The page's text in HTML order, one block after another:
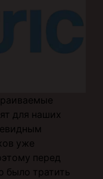
для наших
уже
перед
было тратить